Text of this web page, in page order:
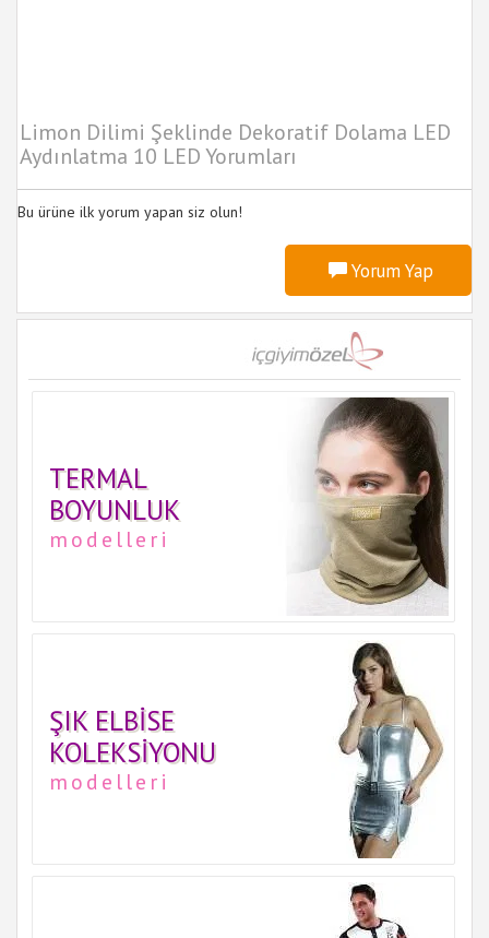
Limon Dilimi Şeklinde Dekoratif Dolama LED
Aydınlatma 10 LED Yorumları
Bu ürüne ilk yorum yapan siz olun!
Yorum Yap
TERMAL
BOYUNLUK
modelleri
ŞIK ELBISE
KOLEKSIYONU
modelleri